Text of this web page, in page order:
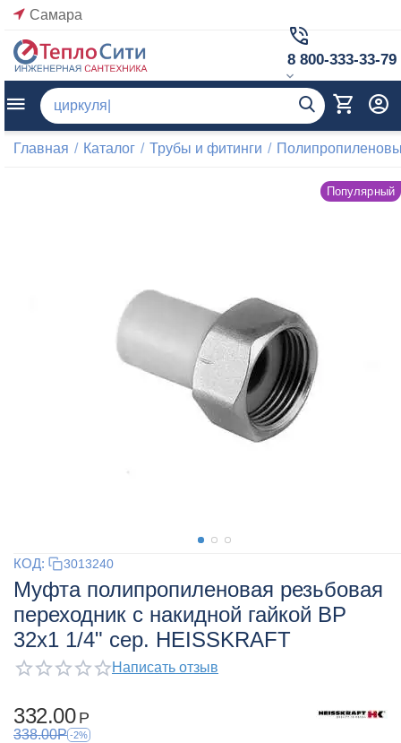
Самара
8 800-333-33-79
Главная / Каталог / Трубы и фитинги /
Популярный
КОД: 3013240
Муфта полипропиленовая резьбовая
переходник с накидной гайкой ВР
32x1 1/4" сер. HEISSKRAFT
Написать отзыв
332.00 Р
338.00Р -2%